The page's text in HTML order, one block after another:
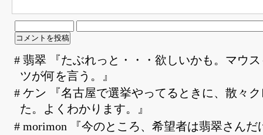
# 翡翠 『たぶれっと・・・欲しいかも。マウ
ツが何を言う。』
# ケン 『名古屋で選挙やってるときに、散々
た。よくわかります。』
# morimon 『今のところ、希望者は翡翠さんだ